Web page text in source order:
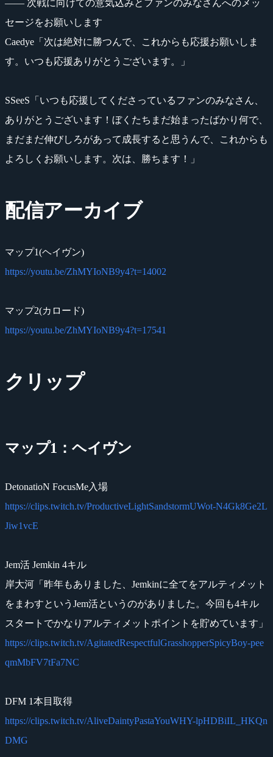
―― 次戦に向けての意気込みとファンのみなさんへのメッ
セージをお願いします
Caedye「次は絶対に勝つんで、これからも応援お願いしま
す。いつも応援ありがとうございます。」
SSeeS「いつも応援してくださっているファンのみなさん、
ありがとうございます！ぼくたちまだ始まったばかり何で、
まだまだ伸びしろがあって成長すると思うんで、これからも
よろしくお願いします。次は、勝ちます！」
配信アーカイブ
マップ1(ヘイヴン)
https://youtu.be/ZhMYIoNB9y4?t=14002
マップ2(カロード)
https://youtu.be/ZhMYIoNB9y4?t=17541
クリップ
マップ1：ヘイヴン
DetonatioN FocusMe入場
https://clips.twitch.tv/ProductiveLightSandstormUWot-N4Gk8Ge2L
Jiw1vcE
Jem活 Jemkin 4キル
岸大河「昨年もありました、Jemkinに全てをアルティメット
をまわすというJem活というのがありました。今回も4キル
スタートでかなりアルティメットポイントを貯めています」
https://clips.twitch.tv/AgitatedRespectfulGrasshopperSpicyBoy-pee
qmMbFV7tFa7NC
DFM 1本目取得
https://clips.twitch.tv/AliveDaintyPastaYouWHY-lpHDBiIL_HKQn
DMG